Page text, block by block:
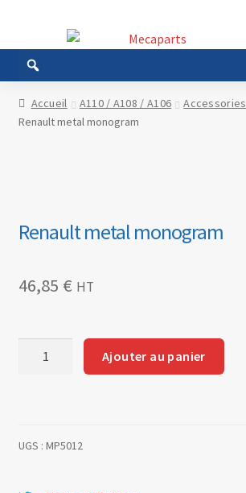
la
navigation
au
contenu
Accueil A110 / A108 / A106 Accessories
Renault metal monogram
Renault metal monogram
46,85 € HT
Ajouter au panier
UGS : MP5012